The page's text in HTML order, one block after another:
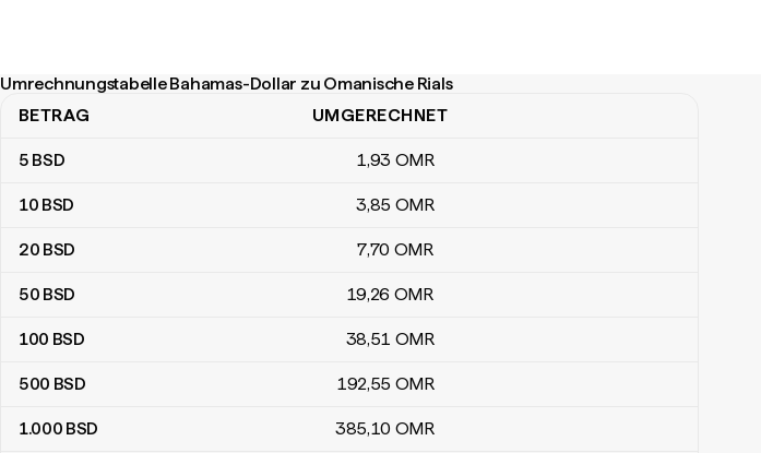
Umrechnungstabelle Bahamas-Dollar zu Omanische Rials
Umrechnungstabelle Bahamas-Dollar zu Omanische Rials
BETRAG UMGERECHNET
5 BSD 1,93 OMR
10 BSD 3,85 OMR
20 BSD 7,70 OMR
50 BSD 19,26 OMR
100 BSD 38,51 OMR
500 BSD 192,55 OMR
1.000 BSD 385,10 OMR